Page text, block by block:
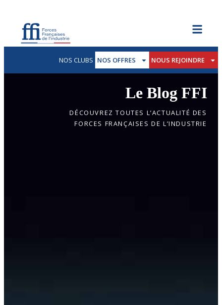
NOS CLUBS NOS OFFRES NOUS REJOINDRE
Le Blog FFI
DÉCOUVREZ TOUTES L’ACTUALITÉ DES
FORCES FRANÇAISES DE L’INDUSTRIE